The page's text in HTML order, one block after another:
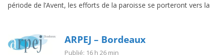
période de l’Avent, les efforts de la paroisse se porteront vers la
ARPEJ – Bordeaux
Publié: 16 h 26 min